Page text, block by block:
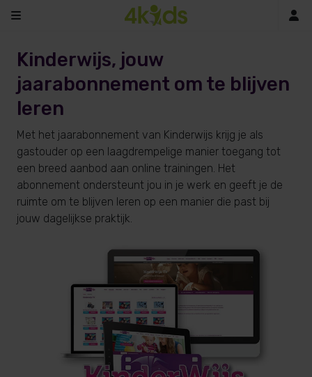
Kinderwijs, jouw
jaarabonnement om te blijven
leren
Met het jaarabonnement van Kinderwijs krijg je als
gastouder op een laagdrempelige manier toegang tot
een breed aanbod aan online trainingen. Het
abonnement ondersteunt jou in je werk en geeft je de
ruimte om te blijven leren op een manier die past bij
jouw dagelijkse praktijk.